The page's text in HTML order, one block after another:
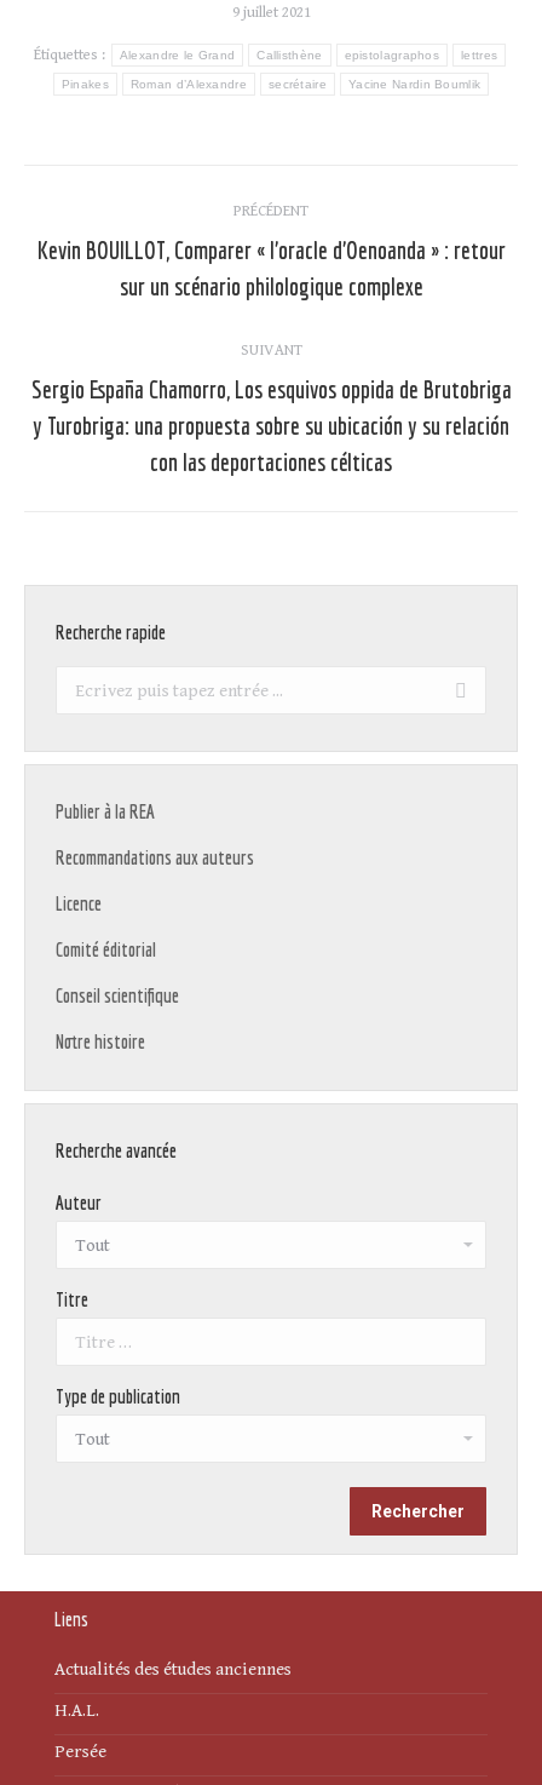
9 juillet 2021
Étiquettes : Alexandre le Grand Callisthène epistolagraphos lettres
Pinakes Roman d’Alexandre secrétaire Yacine Nardin Boumlik
article
PRÉCÉDENT
Article
précédent
Kevin BOUILLOT, Comparer « l’oracle d’Oenoanda » : retour
sur un scénario philologique complexe
SUIVANT
Article
suivant
Sergio España Chamorro, Los esquivos oppida de Brutobriga
y Turobriga: una propuesta sobre su ubicación y su relación
con las deportaciones célticas
Recherche rapide
Recherche
Publier à la REA
Recommandations aux auteurs
Licence
Comité éditorial
Conseil scientifique
Notre histoire
Recherche avancée
Auteur
Titre
Type de publication
Liens
Actualités des études anciennes
H.A.L.
Persée